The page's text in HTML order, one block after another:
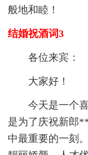
般地和睦！
结婚祝酒词3
各位来宾：
大家好！
今天是一个
是为了庆祝新郎
中最重要的一刻